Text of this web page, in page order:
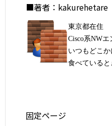
■著者：kakurehetare
東京都在住
Cisco系NWエ
いつもどこか
食べていると
固定ページ